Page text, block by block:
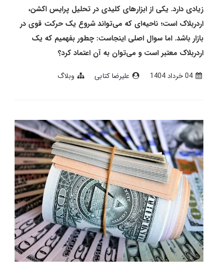
زیادی دارد. یکی از ابزارهای کلیدی در تحلیل پرایس اکشن،
اردربلاک است؛ ناحیه‌ای که می‌تواند شروع یک حرکت قوی در
بازار باشد. اما سوال اصلی اینجاست: چطور بفهمیم که یک
اردربلاک معتبر است و می‌توان به آن اعتماد کرد؟
04 خرداد 1404 علیرضا کتابی وبلاگ